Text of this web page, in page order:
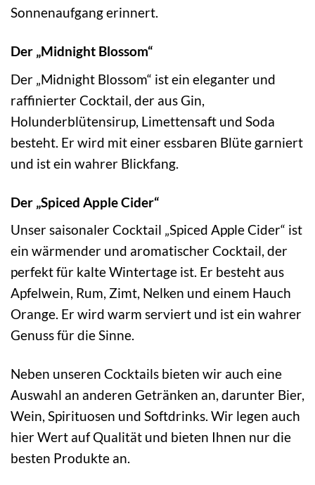
Sonnenaufgang erinnert.
Der „Midnight Blossom“
Der „Midnight Blossom“ ist ein eleganter und
raffinierter Cocktail, der aus Gin,
Holunderblütensirup, Limettensaft und Soda
besteht. Er wird mit einer essbaren Blüte garniert
und ist ein wahrer Blickfang.
Der „Spiced Apple Cider“
Unser saisonaler Cocktail „Spiced Apple Cider“ ist
ein wärmender und aromatischer Cocktail, der
perfekt für kalte Wintertage ist. Er besteht aus
Apfelwein, Rum, Zimt, Nelken und einem Hauch
Orange. Er wird warm serviert und ist ein wahrer
Genuss für die Sinne.
Neben unseren Cocktails bieten wir auch eine
Auswahl an anderen Getränken an, darunter Bier,
Wein, Spirituosen und Softdrinks. Wir legen auch
hier Wert auf Qualität und bieten Ihnen nur die
besten Produkte an.